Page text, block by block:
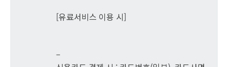
[유료서비스 이용 시]
–